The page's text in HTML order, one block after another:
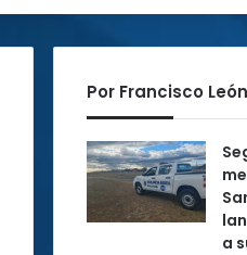
Por Francisco León
a